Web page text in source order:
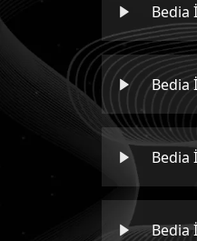
Bedia
Bedia
Bedia
Bedia